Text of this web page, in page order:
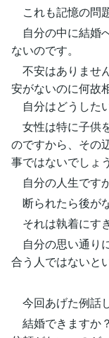
これも記憶の問
自分の中に結婚
ないのです。
不安はありませ
安がないのに何故
自分はどうした
女性は特に子供
のですから、その
事ではないでしょ
自分の人生です
断られたら後が
それは執着にす
自分の思い通り
合う人ではないと
今回あげた例話
結婚できますか